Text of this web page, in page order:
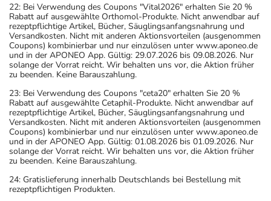
22: Bei Verwendung des Coupons "Vital2026" erhalten Sie 20 %
Rabatt auf ausgewählte Orthomol-Produkte. Nicht anwendbar auf
rezeptpflichtige Artikel, Bücher, Säuglingsanfangsnahrung und
Versandkosten. Nicht mit anderen Aktionsvorteilen (ausgenommen
Coupons) kombinierbar und nur einzulösen unter www.aponeo.de
und in der APONEO App. Gültig: 29.07.2026 bis 09.08.2026. Nur
solange der Vorrat reicht. Wir behalten uns vor, die Aktion früher
zu beenden. Keine Barauszahlung.
23: Bei Verwendung des Coupons "ceta20" erhalten Sie 20 %
Rabatt auf ausgewählte Cetaphil-Produkte. Nicht anwendbar auf
rezeptpflichtige Artikel, Bücher, Säuglingsanfangsnahrung und
Versandkosten. Nicht mit anderen Aktionsvorteilen (ausgenommen
Coupons) kombinierbar und nur einzulösen unter www.aponeo.de
und in der APONEO App. Gültig: 01.08.2026 bis 01.09.2026. Nur
solange der Vorrat reicht. Wir behalten uns vor, die Aktion früher
zu beenden. Keine Barauszahlung.
24: Gratislieferung innerhalb Deutschlands bei Bestellung mit
rezeptpflichtigen Produkten.